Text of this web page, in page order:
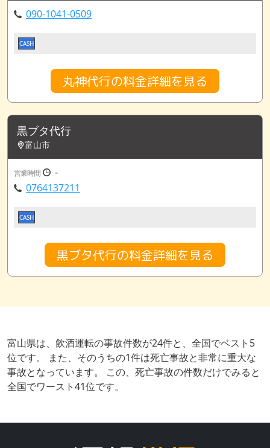
090-1041-0509
CASH
丸神代行の料金詳細を見る
黒ブタ代行
富山市
営業時間
-
0764137211
CASH
黒ブタ代行の料金詳細を見る
富山県は、飲酒運転の事故件数が24件と、全国でベスト5
位です。 また、そのうちの1件は死亡事故と非常に重大な
事故となっています。 この、死亡事故の件数だけでみると
全国でワースト41位です。